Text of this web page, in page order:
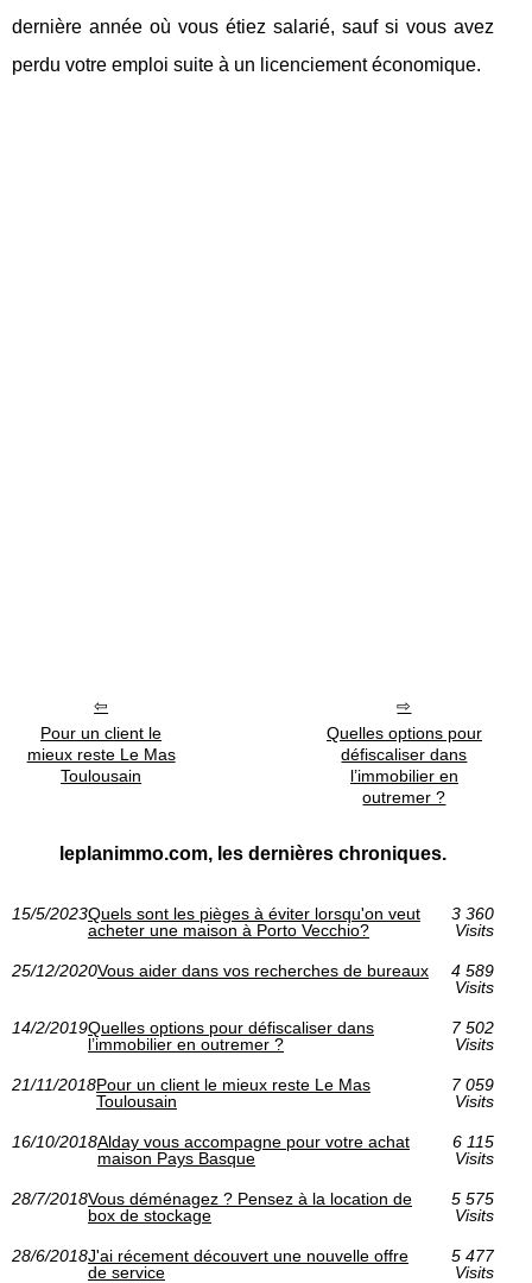
dernière année où vous étiez salarié, sauf si vous avez
perdu votre emploi suite à un licenciement économique.
Pour un client le
mieux reste Le Mas
Toulousain
Quelles options pour
défiscaliser dans
l’immobilier en
outremer ?
leplanimmo.com, les dernières chroniques.
15/5/2023Quels sont les pièges à éviter lorsqu'on veut
acheter une maison à Porto Vecchio?
3 360
Visits
25/12/2020Vous aider dans vos recherches de bureaux
4 589
Visits
14/2/2019Quelles options pour défiscaliser dans
l’immobilier en outremer ?
7 502
Visits
21/11/2018Pour un client le mieux reste Le Mas
Toulousain
7 059
Visits
16/10/2018Alday vous accompagne pour votre achat
maison Pays Basque
6 115
Visits
28/7/2018Vous déménagez ? Pensez à la location de
box de stockage
5 575
Visits
28/6/2018J'ai récement découvert une nouvelle offre
de service
5 477
Visits